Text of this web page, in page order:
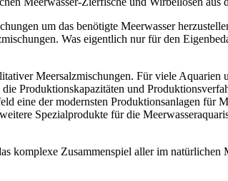
um das benötigte Meerwasser
Was eigentlich nur für den
Meersalzmischungen. Für viele
Produktionskapazitäten und
eine der modernsten Produktionsanlagen für
Spezialprodukte für die
komplexe Zusammenspiel aller im